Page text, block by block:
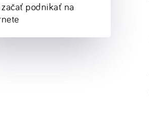
podnikať na